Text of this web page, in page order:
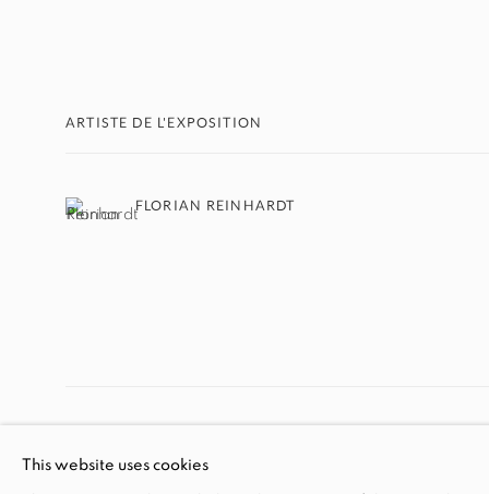
ARTISTE DE L'EXPOSITION
FLORIAN REINHARDT
© 2026 EXIT ART NYC
This website uses cookies